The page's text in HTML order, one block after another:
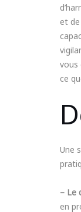
et
vous
ce
Une
– Le
en